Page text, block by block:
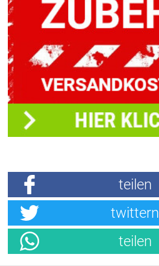
teilen
twittern
teilen